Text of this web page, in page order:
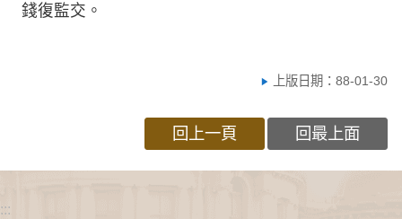
錢復監交。
上版日期：88-01-30
回上一頁 回最上面
:::